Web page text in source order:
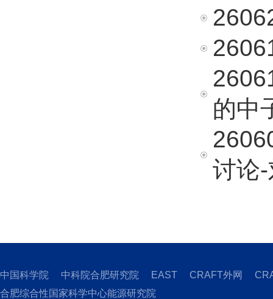
的中
讨论
中国科学院 中科院合肥研究院 EAST CRAFT外网
合肥综合性国家科学中心能源研究院